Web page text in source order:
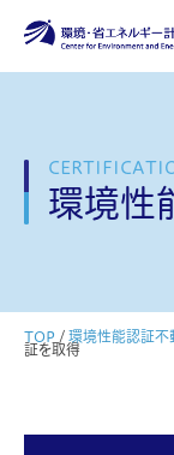
環境性
TOP / 環境性能認証不
証を取得